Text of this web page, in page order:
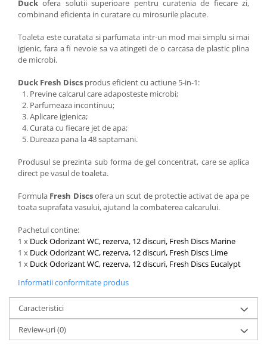
Duck ofera solutii superioare pentru curatenia de fiecare zi,
combinand eficienta in curatare cu mirosurile placute.
Toaleta este curatata si parfumata intr-un mod mai simplu si mai
igienic, fara a fi nevoie sa va atingeti de o carcasa de plastic plina
de microbi.
Duck Fresh Discs produs eficient cu actiune 5-in-1:
Previne calcarul care adaposteste microbi;
Parfumeaza incontinuu;
Aplicare igienica;
Curata cu fiecare jet de apa;
Dureaza pana la 48 saptamani.
Produsul se prezinta sub forma de gel concentrat, care se aplica
direct pe vasul de toaleta.
Formula Fresh Discsofera un scut de protectie activat de apa pe
toata suprafata vasului, ajutand la combaterea calcarului.
Pachetul contine:
1 x Duck Odorizant WC, rezerva, 12 discuri, Fresh Discs Marine
1 x Duck Odorizant WC, rezerva, 12 discuri, Fresh Discs Lime
1 x Duck Odorizant WC, rezerva, 12 discuri, Fresh Discs Eucalypt
Informatii conformitate produs
Caracteristici
Review-uri(0)